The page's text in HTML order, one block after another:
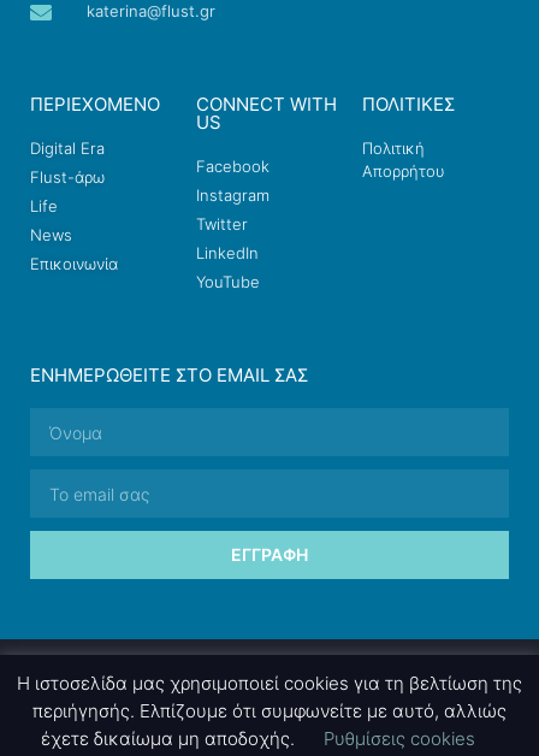
katerina@flust.gr
ΠΕΡΙΕΧΟΜΕΝΟ
Digital Era
Flust-άρω
Life
News
Επικοινωνία
CONNECT WITH
US
Facebook
Instagram
Twitter
LinkedIn
YouTube
ΠΟΛΙΤΙΚΕΣ
Πολιτική
Απορρήτου
ΕΝΗΜΕΡΩΘΕΊΤΕ ΣΤΟ EMAIL ΣΑΣ
ΕΓΓΡΑΦΉ
Η ιστοσελίδα μας χρησιμοποιεί cookies για τη βελτίωση της
περιήγησής. Ελπίζουμε ότι συμφωνείτε με αυτό, αλλιώς
έχετε δικαίωμα μη αποδοχής.
Ρυθμίσεις cookies